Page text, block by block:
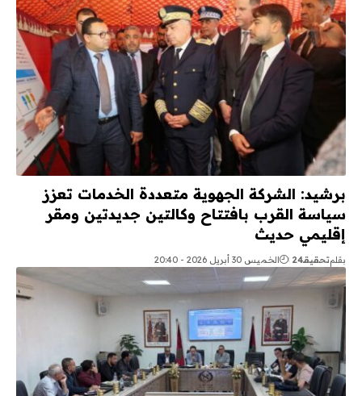
برشيد: الشركة الجهوية متعددة الخدمات تعزز
سياسة القرب بافتتاح وكالتين جديدتين ومقر
إقليمي حديث
بقلمتحقيقـ24 الخميس 30 أبريل 2026 - 20:40